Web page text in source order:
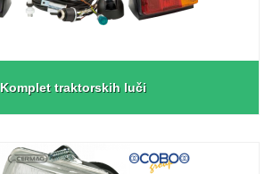
Komplet traktorskih luči